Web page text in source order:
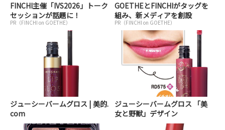
FINCHI主催「IVS2026」トーク
セッションが話題に！
PR（FINCHI on GOETHE）
GOETHEとFINCHIがタッグを
組み、新メディアを創設
PR（FINCHI on GOETHE）
ジューシーバームグロス | 美的.
com
ジューシーバームグロス 「美
女と野獣」デザイン